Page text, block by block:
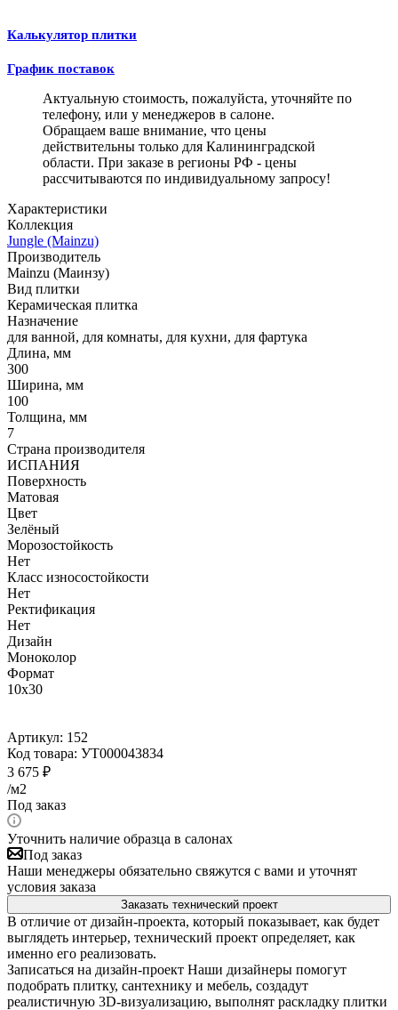
Калькулятор плитки
График поставок
Актуальную стоимость, пожалуйста, уточняйте по
телефону, или у менеджеров в салоне.
Обращаем ваше внимание, что цены
действительны только для Калининградской
области. При заказе в регионы РФ - цены
рассчитываются по индивидуальному запросу!
Характеристики
Коллекция
Jungle (Mainzu)
Производитель
Mainzu (Маинзу)
Вид плитки
Керамическая плитка
Назначение
для ванной, для комнаты, для кухни, для фартука
Длина, мм
300
Ширина, мм
100
Толщина, мм
7
Страна производителя
ИСПАНИЯ
Поверхность
Матовая
Цвет
Зелёный
Морозостойкость
Нет
Класс износостойкости
Нет
Ректификация
Нет
Дизайн
Моноколор
Формат
10x30
Артикул: 152
Код товара: УТ000043834
3 675 ₽
/м2
Под заказ
Уточнить наличие образца в салонах
Под заказ
Наши менеджеры обязательно свяжутся с вами и уточнят
условия заказа
Заказать технический проект
В отличие от дизайн-проекта, который показывает, как будет
выглядеть интерьер, технический проект определяет, как
именно его реализовать.
Записаться на дизайн-проект Наши дизайнеры помогут
подобрать плитку, сантехнику и мебель, создадут
реалистичную 3D-визуализацию, выполнят раскладку плитки